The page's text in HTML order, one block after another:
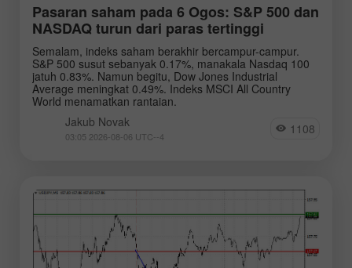
Pasaran saham pada 6 Ogos: S&P 500 dan
NASDAQ turun dari paras tertinggi
Semalam, indeks saham berakhir bercampur-campur.
S&P 500 susut sebanyak 0.17%, manakala Nasdaq 100
jatuh 0.83%. Namun begitu, Dow Jones Industrial
Average meningkat 0.49%. Indeks MSCI All Country
World menamatkan rantaian.
Jakub Novak
03:05 2026-08-06 UTC--4 1108